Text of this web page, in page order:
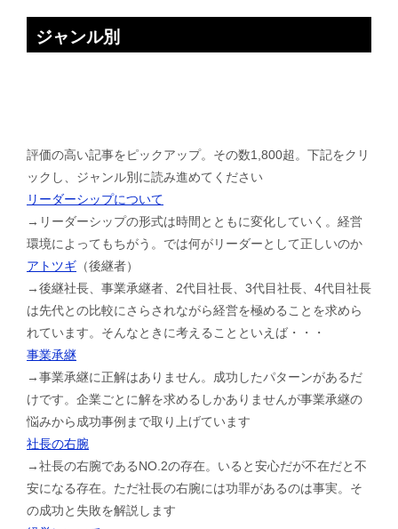
ジャンル別
評価の高い記事をピックアップ。その数1,800超。下記をクリ
ックし、ジャンル別に読み進めてください
リーダーシップについて
→リーダーシップの形式は時間とともに変化していく。経営
環境によってもちがう。では何がリーダーとして正しいのか
アトツギ （後継者）
→後継社長、事業承継者、2代目社長、3代目社長、4代目社長
は先代との比較にさらされながら経営を極めることを求めら
れています。そんなときに考えることといえば・・・
事業承継
→事業承継に正解はありません。成功したパターンがあるだ
けです。企業ごとに解を求めるしかありませんが事業承継の
悩みから成功事例まで取り上げています
社長の右腕
→社長の右腕であるNO.2の存在。いると安心だが不在だと不
安になる存在。ただ社長の右腕には功罪があるのは事実。そ
の成功と失敗を解説します